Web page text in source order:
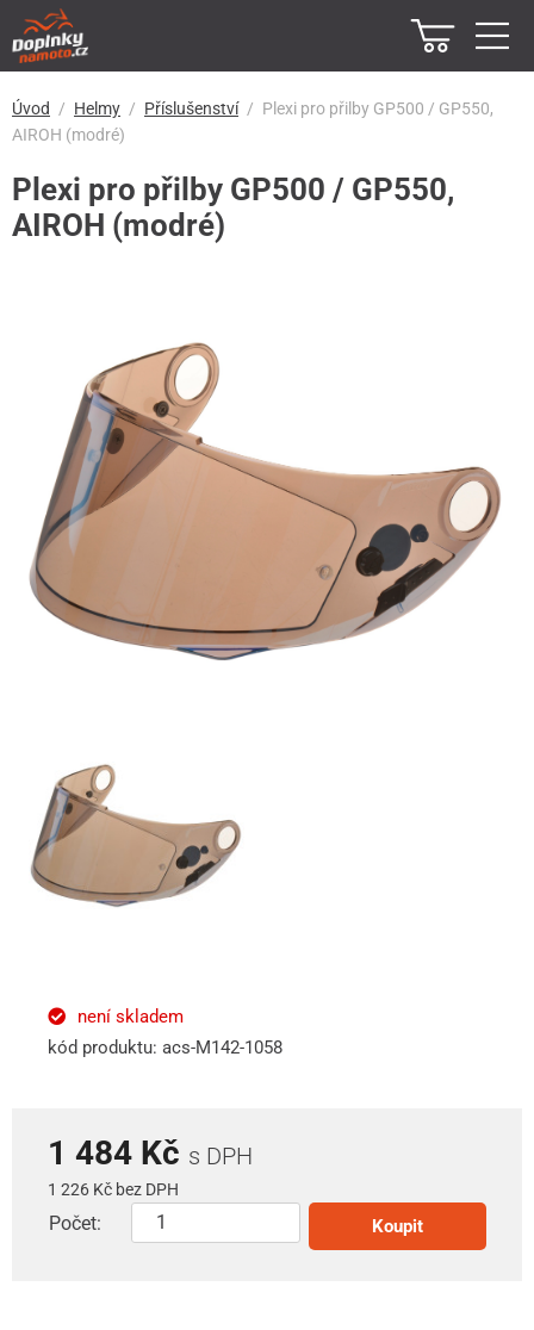
Úvod Helmy Příslušenství
Plexi pro přilby GP500 / GP550,
AIROH (modré)
Plexi pro přilby GP500 / GP550,
AIROH (modré)
není skladem
kód produktu: acs-M142-1058
1 484 Kč s DPH
1 226 Kč bez DPH
Počet: Koupit